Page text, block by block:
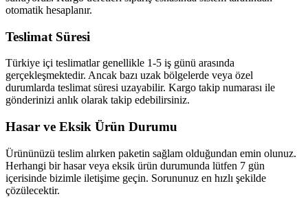
otomatik hesaplanır.
Teslimat Süresi
Türkiye içi teslimatlar genellikle 1-5 iş günü arasında
gerçekleşmektedir. Ancak bazı uzak bölgelerde veya özel
durumlarda teslimat süresi uzayabilir. Kargo takip numarası ile
gönderinizi anlık olarak takip edebilirsiniz.
Hasar ve Eksik Ürün Durumu
Ürününüzü teslim alırken paketin sağlam olduğundan emin olunuz.
Herhangi bir hasar veya eksik ürün durumunda lütfen 7 gün
içerisinde bizimle iletişime geçin. Sorununuz en hızlı şekilde
çözülecektir.